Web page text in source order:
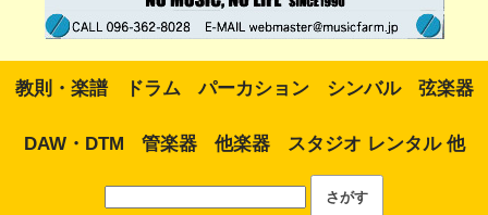
教則・楽譜 ドラム パーカション シンバル 弦楽器
DAW・DTM 管楽器 他楽器 スタジオ レンタル 他